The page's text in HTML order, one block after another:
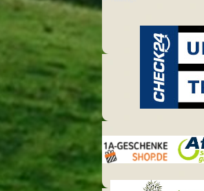
1a-
Geschenkeshop
Kassis